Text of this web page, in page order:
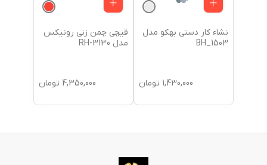
نشاء کار دستی بهکو مدل
BH_1503
1,430,000 تومان
قیچی چمن زنی رونیکس
مدل RH-3130
4,350,000 تومان